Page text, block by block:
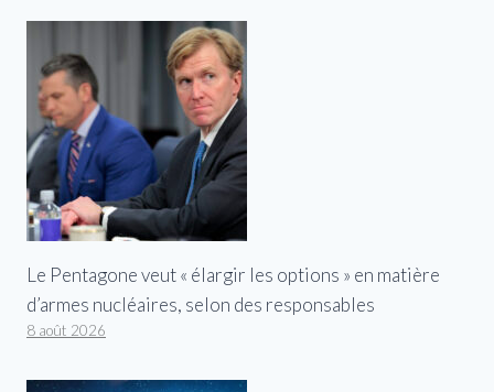
Le Pentagone veut « élargir les options » en matière
d’armes nucléaires, selon des responsables
8 août 2026